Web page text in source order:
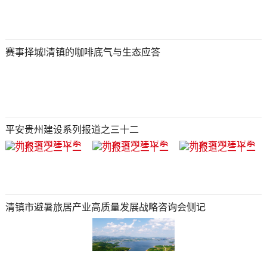
赛事择城!清镇的咖啡底气与生态应答
平安贵州建设系列报道之三十二
清镇市避暑旅居产业高质量发展战略咨询会侧记